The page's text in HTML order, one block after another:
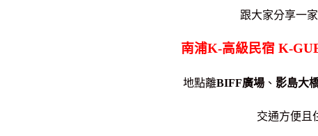
跟大家分享一
南浦K-高級民宿 K-
地點離BIFF廣場、 影島大
交通方便且